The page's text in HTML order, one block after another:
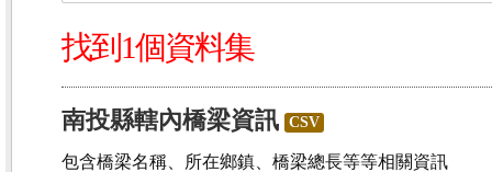
找到1個資料集
南投縣轄內橋梁資訊 CSV
包含橋梁名稱、所在鄉鎮、橋梁總長等等相關資訊